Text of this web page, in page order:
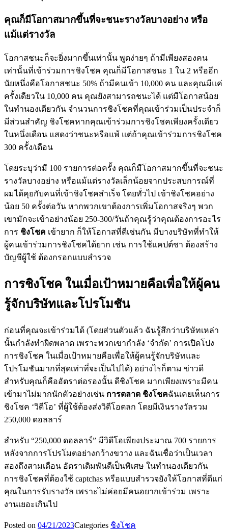
คุณก็มีโอกาสมากขึ้นที่จะชนะรางวัลบางอย่าง หรือ
แม้แต่รางวัล
โอกาสชนะก็จะยิ่งมากขึ้นเท่านั้น พูดง่ายๆ ถ้ามีเพียงสองคน
เท่านั้นที่เข้าร่วมการชิงโชค คุณก็มีโอกาสชนะ 1 ใน 2 หรืออีก
นัยหนึ่งคือโอกาสชนะ 50% ถ้ามีคนเข้า 10,000 คน และคุณมีแค่
ครั้งเดียวใน 10,000 คน คุณยังสามารถชนะได้ แต่มีโอกาสน้อย
ในทำนองเดียวกัน จำนวนการชิงโชคที่คุณเข้าร่วมเป็นประจำก็
มีส่วนสำคัญ ชิงโชคหากคุณเข้าร่วมการชิงโชคเพียงครั้งเดียว
ในหนึ่งเดือน แสดงว่าชนะหรือแพ้ แต่ถ้าคุณเข้าร่วมการชิงโชค
300 ครั้ง/เดือน
โดยระบุว่ามี 100 รายการต่อครั้ง คุณก็มีโอกาสมากขึ้นที่จะชนะ
รางวัลบางอย่าง หรือแม้แต่รางวัลเล็กน้อยจากประสบการณ์ที่
ผมได้คุยกับคนที่เข้าชิงโชคสำเร็จ โดยทั่วไป เข้าชิงโชคอย่าง
น้อย 50 ครั้งต่อวัน หากพวกเขาต้องการเพิ่มโอกาสจริงๆ พวก
เขามักจะเข้าอย่างน้อย 250-300/วันถ้าคุณรู้ว่าคุณต้องการอะไร
การ ชิงโชค เข้ายาก ก็ให้โอกาสที่ดีเช่นกัน มีบางบริษัทที่ทำให้
ผู้คนเข้าร่วมการชิงโชคได้ยาก เช่น การใช้แคปต์ชา ต้องสร้าง
บัญชีผู้ใช้ ต้องกรอกแบบสำรวจ
การชิงโชค ในเมื่อเป้าหมายคือเพื่อให้ผู้คน
รู้จักบริษัทและโปรโมชัน
ก่อนที่คุณจะเข้าร่วมได้ (โดยส่วนตัวแล้ว ฉันรู้สึกว่าบริษัทเหล่า
นั้นกำลังทำผิดพลาด เพราะพวกเขากำลัง ‘จำกัด’ การเปิดโปง
การชิงโชค ในเมื่อเป้าหมายคือเพื่อให้ผู้คนรู้จักบริษัทและ
โปรโมชันมากที่สุดเท่าที่จะเป็นไปได้) อย่างไรก็ตาม ข่าวดี
สำหรับคุณก็คืออัตราต่อรองนั้น ดีชิงโชค มากเพียงเพราะมีคน
เข้ามาไม่มากนักตัวอย่างเช่น การตลาด ชิงโชคฉันเคยเห็นการ
ชิงโชค ‘วิดีโอ’ ที่ผู้ใช้ต้องส่งวิดีโอตลก โดยมีเงินรางวัลรวม
250,000 ดอลลาร์
สำหรับ “250,000 ดอลลาร์” มีวิดีโอเพียงประมาณ 700 รายการ
หลังจากการโปรโมตอย่างกว้างขวาง และฉันเชื่อว่าเป็นเวลา
สองถึงสามเดือน อัตราเดิมพันดีเป็นพิเศษ ในทำนองเดียวกัน
การชิงโชคที่ต้องใช้ captchas หรือแบบสำรวจยังให้โอกาสที่ดีแก่
คุณในการรับรางวัล เพราะไม่ค่อยมีคนอยากเข้าร่วม เพราะ
งานเยอะเกินไป
Posted on 04/21/2023Categories ชิงโชค